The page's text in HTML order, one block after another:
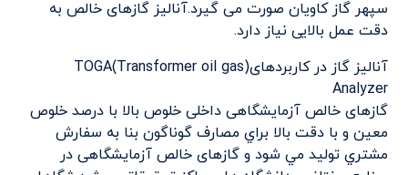
سپهر گاز کاویان صورت می گیرد.آنالیز گازهای خالص به
دقت عمل بالایی نیاز دارد.
آنالیز گاز در کاربردهای(TOGA(Transformer oil gas
Analyzer
گازهای خالص آزمایشگاهی داخلی خلوص بالا با درصد خلوص
معين و با دقت بالا براي مصارف گوناگون بنا به سفارش
مشتري توليد مي شود و گازهای خالص آزمایشگاهی در